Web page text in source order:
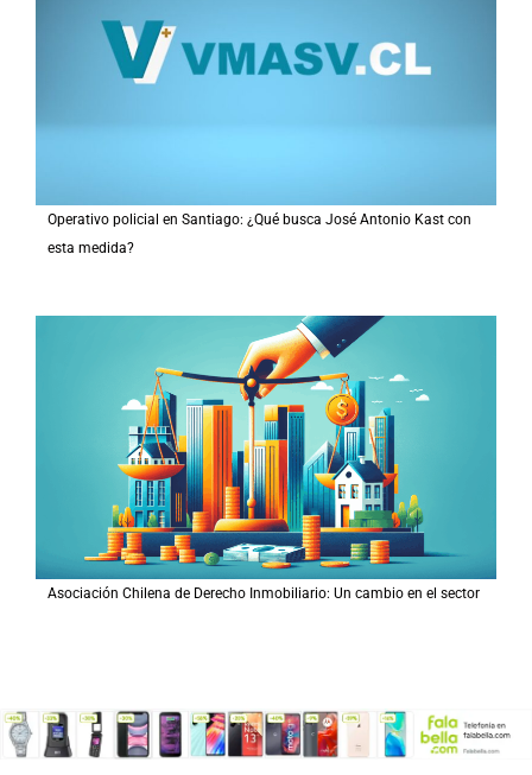
Operativo policial en Santiago: ¿Qué busca José Antonio Kast con
esta medida?
Asociación Chilena de Derecho Inmobiliario: Un cambio en el sector